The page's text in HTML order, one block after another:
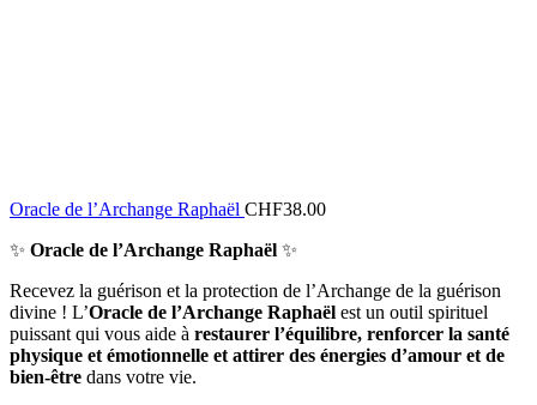
Oracle de l’Archange Raphaël CHF38.00
✨ Oracle de l’Archange Raphaël ✨
Recevez la guérison et la protection de l’Archange de la guérison
divine ! L’Oracle de l’Archange Raphaël est un outil spirituel
puissant qui vous aide à restaurer l’équilibre, renforcer la santé
physique et émotionnelle et attirer des énergies d’amour et de
bien-être dans votre vie.